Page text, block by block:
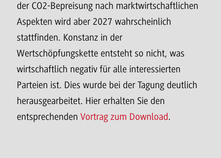
der CO2-Bepreisung nach marktwirtschaftlichen
Aspekten wird aber 2027 wahrscheinlich
stattfinden. Konstanz in der
Wertschöpfungskette entsteht so nicht, was
wirtschaftlich negativ für alle interessierten
Parteien ist. Dies wurde bei der Tagung deutlich
herausgearbeitet. Hier erhalten Sie den
entsprechenden Vortrag zum Download.